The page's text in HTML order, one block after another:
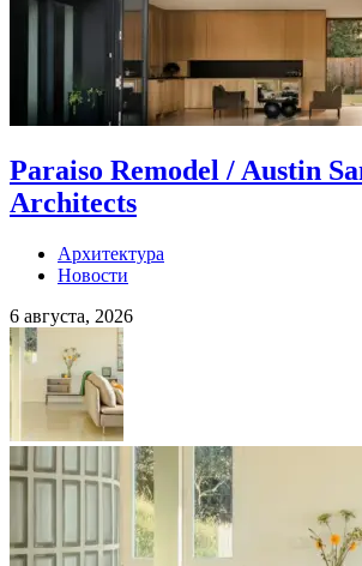
Paraiso Remodel / Austin
Architects
Архитектура
Новости
6 августа, 2026